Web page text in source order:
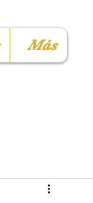
Más